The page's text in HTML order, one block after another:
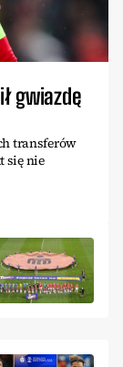
gwiazdę
transferów
się nie